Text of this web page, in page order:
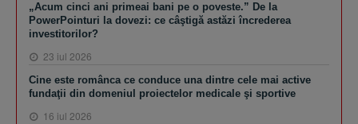
„Acum cinci ani primeai bani pe o poveste.” De la
PowerPointuri la dovezi: ce câştigă astăzi încrederea
investitorilor?
23 iul 2026
Cine este românca ce conduce una dintre cele mai active
fundaţii din domeniul proiectelor medicale şi sportive
16 iul 2026